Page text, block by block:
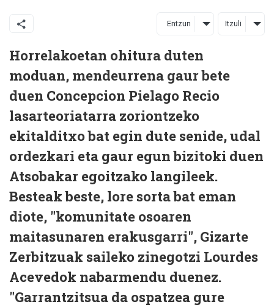
Entzun Itzuli
Horrelakoetan ohitura duten
moduan, mendeurrena gaur bete
duen Concepcion Pielago Recio
lasarteoriatarra zoriontzeko
ekitalditxo bat egin dute senide, udal
ordezkari eta gaur egun bizitoki duen
Atsobakar egoitzako langileek.
Besteak beste, lore sorta bat eman
diote, "komunitate osoaren
maitasunaren erakusgarri", Gizarte
Zerbitzuak saileko zinegotzi Lourdes
Acevedok nabarmendu duenez.
"Garrantzitsua da ospatzea gure